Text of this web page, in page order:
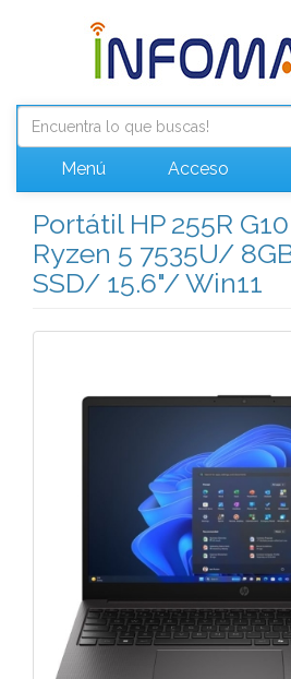
Menú Acceso
Portátil HP 255R
Ryzen 5 7535U/
SSD/ 15.6"/ Win11